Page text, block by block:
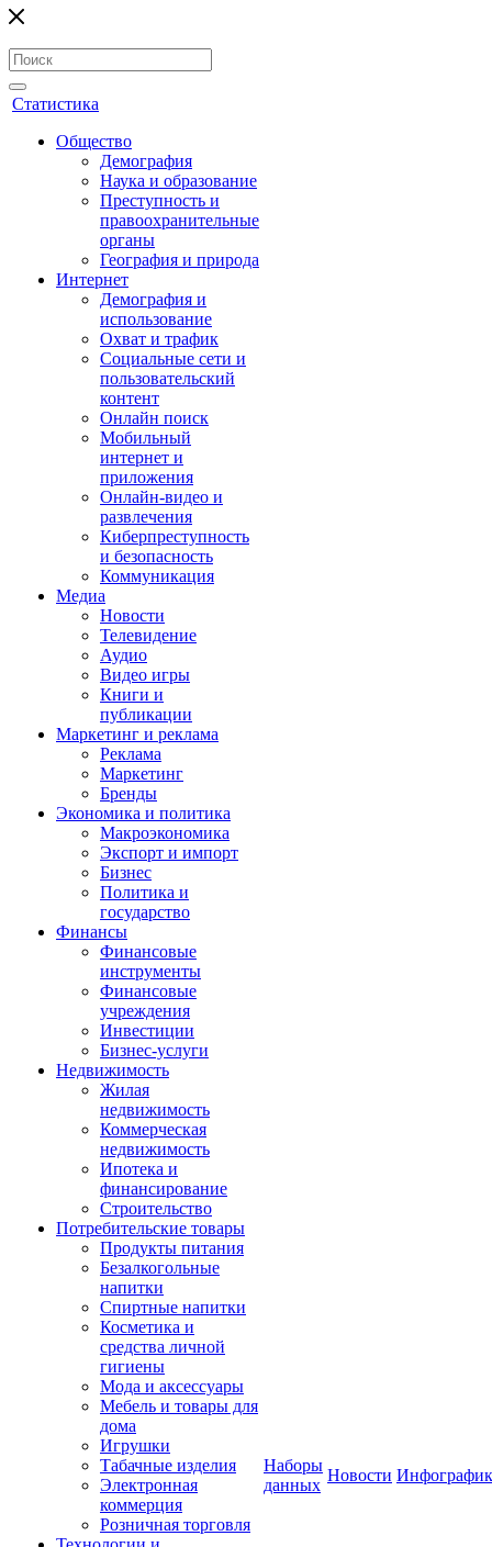
Статистика
Общество
Демография
Наука и образование
Преступность и
правоохранительные
органы
География и природа
Интернет
Демография и
использование
Охват и трафик
Социальные сети и
пользовательский
контент
Онлайн поиск
Мобильный
интернет и
приложения
Онлайн-видео и
развлечения
Киберпреступность
и безопасность
Коммуникация
Медиа
Новости
Телевидение
Аудио
Видео игры
Книги и
публикации
Маркетинг и реклама
Реклама
Маркетинг
Бренды
Экономика и политика
Макроэкономика
Экспорт и импорт
Бизнес
Политика и
государство
Финансы
Финансовые
инструменты
Финансовые
учреждения
Инвестиции
Бизнес-услуги
Недвижимость
Жилая
недвижимость
Коммерческая
недвижимость
Ипотека и
финансирование
Строительство
Потребительские товары
Продукты питания
Безалкогольные
напитки
Спиртные напитки
Косметика и
средства личной
гигиены
Мода и аксессуары
Мебель и товары для
дома
Игрушки
Табачные изделия
Электронная
коммерция
Розничная торговля
Наборы
данных
Новости